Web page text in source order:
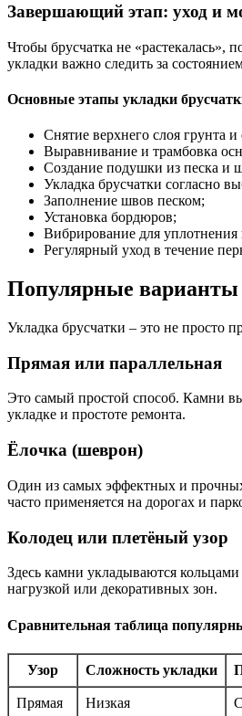
Завершающий этап: уход и
Чтобы брусчатка не
укладки важно следить за
Основные этапы укладки
Снятие верхнего слоя грунта и
Выравнивание и трамбовка
Создание подушки из песка и
Укладка брусчатки согласно
Заполнение швов песком;
Установка бордюров;
Вибрирование для уплотнения
Регулярный уход в течение
Популярные варианты
Укладка брусчатки – это не просто
Прямая или параллельная
Это самый простой способ. Камни
укладке и простоте ремонта.
Ёлочка (шеврон)
Один из самых эффектных и прочных
часто применяется на дорогах и
Колодец или плетёный узор
Здесь камни укладываются
нагрузкой или декоративных зон.
Сравнительная таблица
Узор Сложность укладки
Прямая Низкая